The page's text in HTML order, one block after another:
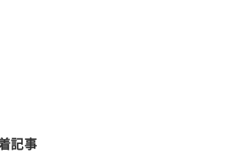
記事